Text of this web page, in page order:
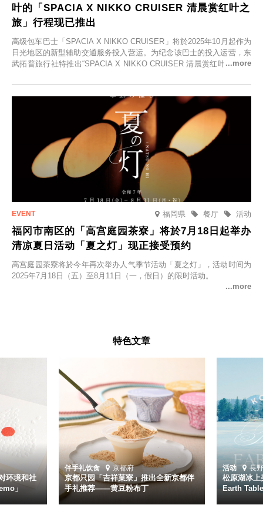
叶的「SPACIA X NIKKO CRUISER 清晨赏红叶之
旅」行程现已推出
高级包车巴士「SPACIA X NIKKO CRUISER」将於2025年10月起作为
日光地区的新型辅助交通服务投入营运。为纪念该巴士的投入运营，东
武拓普旅行社特推出“SPACIA X NIKKO CRUISER 清晨赏红叶之旅”，
福岡県 活动
餐厅
福冈市南区的「高宫庭园茶寮」将於7月18日起举办
清凉夏日活动「夏之灯」现正接受预约
高宫庭园茶寮将於今年再次举办人气季节活动「夏之灯」，活动时间为
2025年7月18日（五）至8月11日（一，假日）的限时活动。
特色文章
环境和社
」
伴手礼饮食 京都府
京都只园「吉祥菓寮」推出全新京都伴
手礼推荐——黄豆粉布丁
活动 長
松原湖冰
Earth